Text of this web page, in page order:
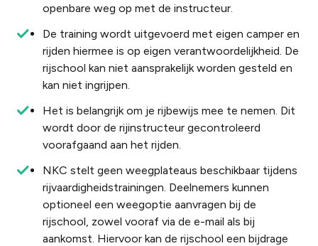
openbare weg op met de instructeur
De training wordt uitgevoerd met eigen camper en
rijden hiermee is op eigen verantwoordelijkheid. De
rijschool kan niet aansprakelijk worden gesteld en
kan niet ingrijpen.
Het is belangrijk om je rijbewijs mee te nemen. Dit
wordt door de rijinstructeur gecontroleerd
voorafgaand aan het rijden.
NKC stelt geen weegplateaus beschikbaar tijdens
rijvaardigheidstrainingen. Deelnemers kunnen
optioneel een weegoptie aanvragen bij de
rijschool, zowel vooraf via de e-mail als bij
aankomst. Hiervoor kan de rijschool een bijdrage